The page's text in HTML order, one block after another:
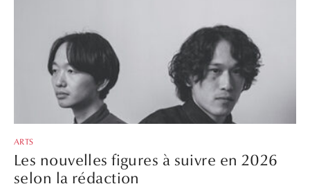
ARTS
Les nouvelles figures à suivre en 2026
selon la rédaction